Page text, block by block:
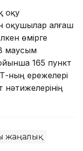
оқу
оқушылар алғаш
өмірге
маусым
165 пункт
ның ережелері
нәтижелерінің
жаңалық